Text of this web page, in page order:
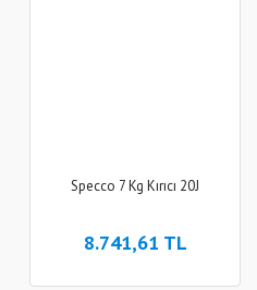
Specco 7 Kg Kırıcı 20J
8.741,61 TL